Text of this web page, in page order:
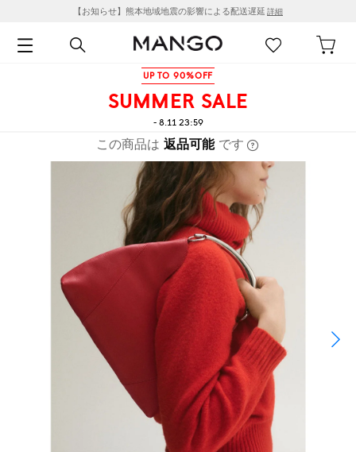
【お知らせ】熊本地域地震の影響による配送遅延 詳細
UP TO 90%OFF
SUMMER SALE
- 8.11 23:59
この商品は 返品可能 です